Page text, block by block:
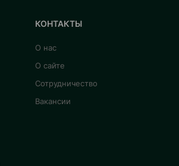
КОНТАКТЫ
О нас
О сайте
Сотрудничество
Вакансии